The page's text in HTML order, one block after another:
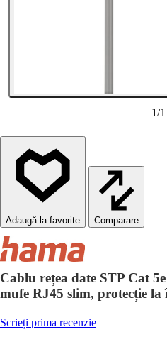
1/1
Comparare
Cablu rețea date STP Cat
mufe RJ45 slim, protecție la
Scrieți prima recenzie